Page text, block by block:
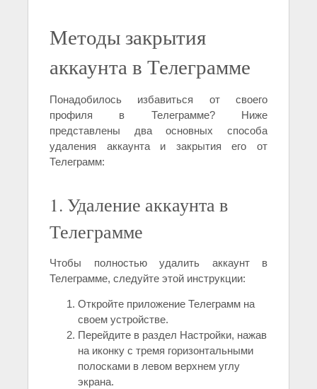
Методы закрытия
аккаунта в Телеграмме
Понадобилось избавиться от своего
профиля в Телеграмме? Ниже
представлены два основных способа
удаления аккаунта и закрытия его от
Телеграмм:
1. Удаление аккаунта в
Телеграмме
Чтобы полностью удалить аккаунт в
Телеграмме, следуйте этой инструкции:
Откройте приложение Телеграмм на
своем устройстве.
Перейдите в раздел Настройки, нажав
на иконку с тремя горизонтальными
полосками в левом верхнем углу
экрана.